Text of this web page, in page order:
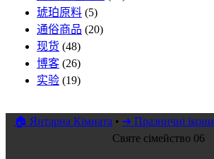
琥珀原料 (5)
通俗商品 (20)
现货 (48)
博客 (26)
实验 (19)
🏠 Янтарна Кімната • ➜ Празничні ікони
Святе сімейство 06